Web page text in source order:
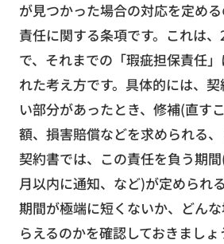
が見つかった場合の対応を定め
責任に関する条項です。これは
で、それまでの「瑕疵担保責任
れた考え方です。具体的には、
い部分があったとき、修補(直す
額、損害賠償などを求められる、
契約書では、この責任を負う期
月以内に通知、など)が定められ
期間が極端に短くないか、どん
らえるのかを確認しておきまし